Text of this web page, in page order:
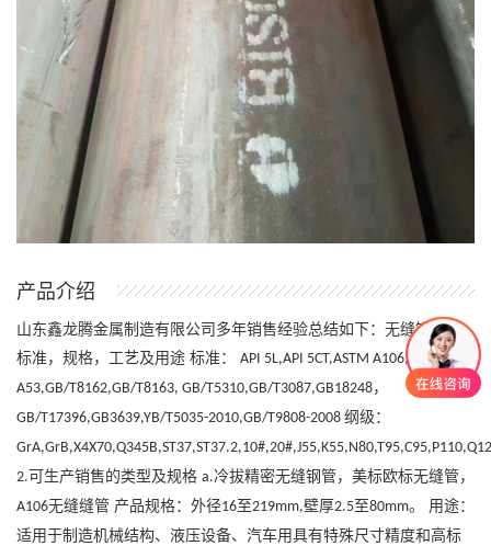
产品介绍
山东鑫龙腾金属制造有限公司多年销售经验总结如下：无缝钢管的
标准，规格，工艺及用途 标准：
API 5L,API 5CT,ASTM A106,ASTM
A53,GB/T8162,GB/T8163, GB/T5310,GB/T3087,GB18248，
GB/T17396,GB3639,YB/T5035-2010,GB/T9808-2008 纲级：
2. 可生产销售的类型及规格 a.冷拔精密无缝钢管，美标欧标无缝管，
A106无缝缝管 产品规格：外径16至219mm,壁厚2.5至80mm。 用途：
适用于制造机械结构、液压设备、汽车用具有特殊尺寸精度和高标